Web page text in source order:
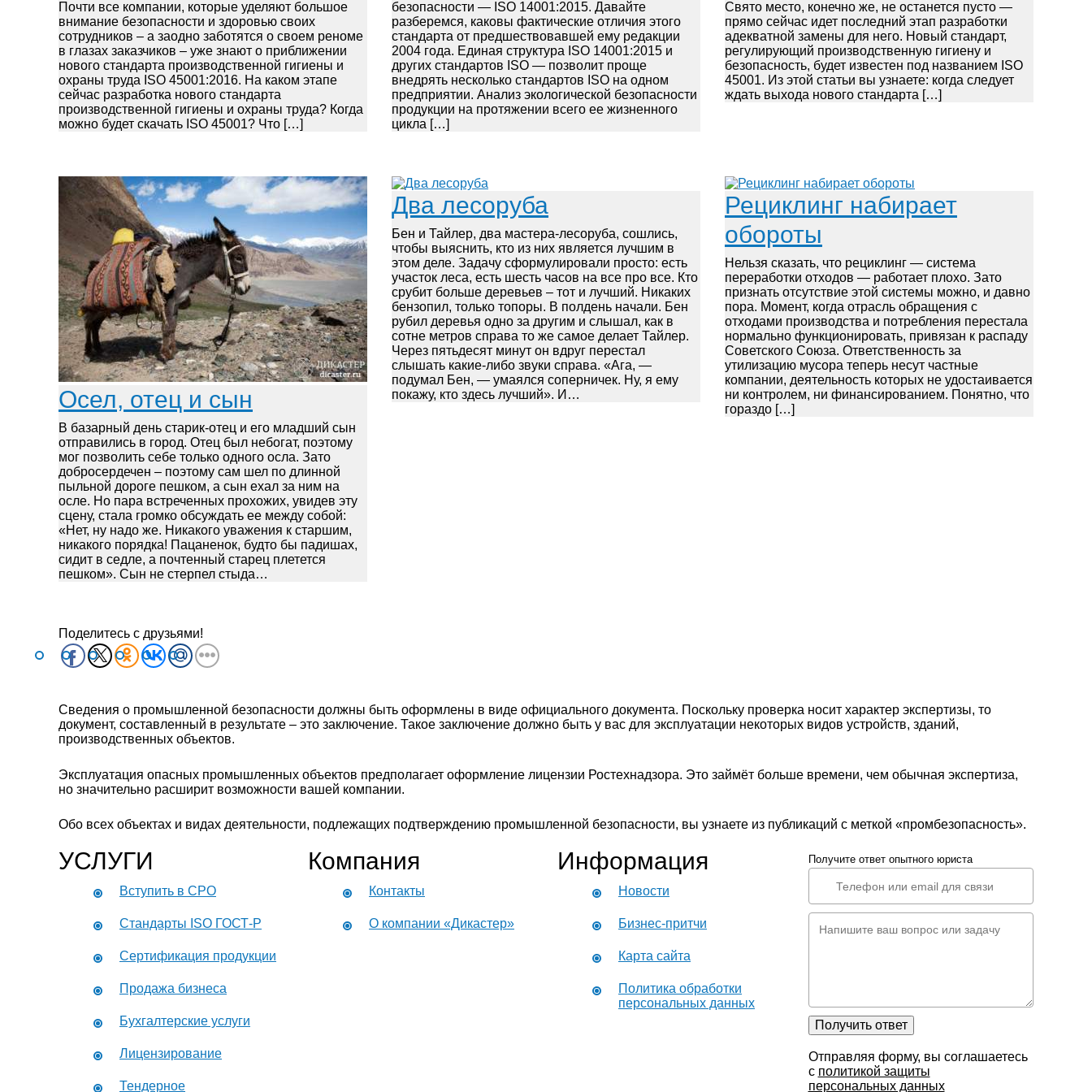
Почти все компании, которые уделяют большое
внимание безопасности и здоровью своих
сотрудников – а заодно заботятся о своем реноме
в глазах заказчиков – уже знают о приближении
нового стандарта производственной гигиены и
охраны труда ISO 45001:2016. На каком этапе
сейчас разработка нового стандарта
производственной гигиены и охраны труда? Когда
можно будет скачать ISO 45001? Что […]
безопасности — ISO 14001:2015. Давайте
разберемся, каковы фактические отличия этого
стандарта от предшествовавшей ему редакции
2004 года. Единая структура ISO 14001:2015 и
других стандартов ISO — позволит проще
внедрять несколько стандартов ISO на одном
предприятии. Анализ экологической безопасности
продукции на протяжении всего ее жизненного
цикла […]
Свято место, конечно же, не останется пусто —
прямо сейчас идет последний этап разработки
адекватной замены для него. Новый стандарт,
регулирующий производственную гигиену и
безопасность, будет известен под названием ISO
45001. Из этой статьи вы узнаете: когда следует
ждать выхода нового стандарта […]
Осел, отец и сын
В базарный день старик-отец и его младший сын
отправились в город. Отец был небогат, поэтому
мог позволить себе только одного осла. Зато
добросердечен – поэтому сам шел по длинной
пыльной дороге пешком, а сын ехал за ним на
осле. Но пара встреченных прохожих, увидев эту
сцену, стала громко обсуждать ее между собой:
«Нет, ну надо же. Никакого уважения к старшим,
никакого порядка! Пацаненок, будто бы падишах,
сидит в седле, а почтенный старец плетется
пешком». Сын не стерпел стыда…
Два лесоруба
Бен и Тайлер, два мастера-лесоруба, сошлись,
чтобы выяснить, кто из них является лучшим в
этом деле. Задачу сформулировали просто: есть
участок леса, есть шесть часов на все про все. Кто
срубит больше деревьев – тот и лучший. Никаких
бензопил, только топоры. В полдень начали. Бен
рубил деревья одно за другим и слышал, как в
сотне метров справа то же самое делает Тайлер.
Через пятьдесят минут он вдруг перестал
слышать какие-либо звуки справа. «Ага, —
подумал Бен, — умаялся соперничек. Ну, я ему
покажу, кто здесь лучший». И…
Рециклинг набирает
обороты
Нельзя сказать, что рециклинг — система
переработки отходов — работает плохо. Зато
признать отсутствие этой системы можно, и давно
пора. Момент, когда отрасль обращения с
отходами производства и потребления перестала
нормально функционировать, привязан к распаду
Советского Союза. Ответственность за
утилизацию мусора теперь несут частные
компании, деятельность которых не удостаивается
ни контролем, ни финансированием. Понятно, что
гораздо […]
Поделитесь с друзьями!
Сведения о промышленной безопасности должны быть оформлены в виде официального документа. Поскольку проверка носит характер экспертизы, то
документ, составленный в результате – это заключение. Такое заключение должно быть у вас для эксплуатации некоторых видов устройств, зданий,
производственных объектов.
Эксплуатация опасных промышленных объектов предполагает оформление лицензии Ростехнадзора. Это займёт больше времени, чем обычная экспертиза,
но значительно расширит возможности вашей компании.
Обо всех объектах и видах деятельности, подлежащих подтверждению промышленной безопасности, вы узнаете из публикаций с меткой «промбезопасность».
УСЛУГИ
Вступить в СРО
Стандарты ISO ГОСТ-Р
Сертификация продукции
Продажа бизнеса
Бухгалтерские услуги
Лицензирование
Тендерное
Компания
Контакты
О компании «Дикастер»
Информация
Новости
Бизнес-притчи
Карта сайта
Политика обработки
персональных данных
Получите ответ опытного юриста
Получить ответ
Отправляя форму, вы соглашаетесь
с политикой защиты
персональных данных